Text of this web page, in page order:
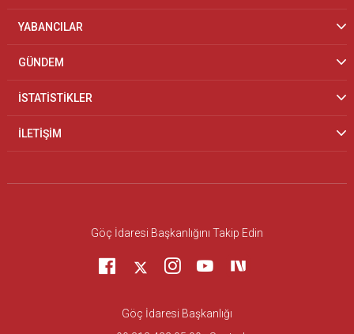
YABANCILAR
GÜNDEM
İSTATİSTİKLER
İLETİŞİM
Göç İdaresi Başkanlığını Takip Edin
Göç İdaresi Başkanlığı